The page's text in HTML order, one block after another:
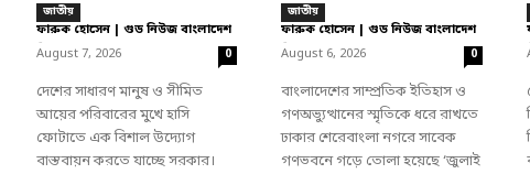
জাতীয়
ফারুক হোসেন | গুড নিউজ বাংলাদেশ
-
August 7, 2026 0
দেশের সাধারণ মানুষ ও সীমিত
আয়ের পরিবারের মুখে হাসি
ফোটাতে এক বিশাল উদ্যোগ
বাস্তবায়ন করতে যাচ্ছে সরকার।
জাতীয়
ফারুক হোসেন | গুড নিউজ বাংলাদেশ
-
August 6, 2026 0
বাংলাদেশের সাম্প্রতিক ইতিহাস ও
গণঅভ্যুত্থানের স্মৃতিকে ধরে রাখতে
ঢাকার শেরেবাংলা নগরে সাবেক
গণভবনে গড়ে তোলা হয়েছে ‘জুলাই